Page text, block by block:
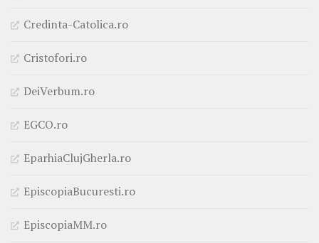
Credinta-Catolica.ro
Cristofori.ro
DeiVerbum.ro
EGCO.ro
EparhiaClujGherla.ro
EpiscopiaBucuresti.ro
EpiscopiaMM.ro